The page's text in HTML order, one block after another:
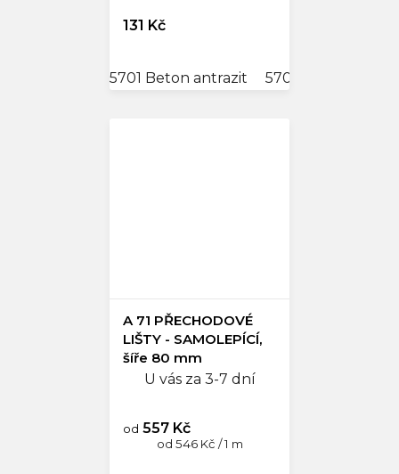
131 Kč
5701 Beton antrazit 5702 Beton světlý
A 71 PŘECHODOVÉ
LIŠTY - SAMOLEPÍCÍ,
šíře 80 mm
U vás za 3-7 dní
od 557 Kč
Měrná
od 546 Kč / 1 m